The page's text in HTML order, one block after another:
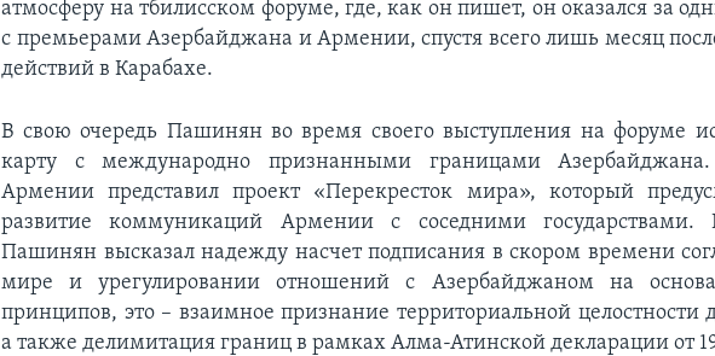
атмосферу на тбилисском форуме, где, как он пишет, он оказался за
с премьерами Азербайджана и Армении, спустя всего лишь месяц
действий в Карабахе.
В свою очередь Пашинян во время своего выступления на форуме
карту с международно признанными границами
Армении представил проект «Перекресток мира», который
развитие коммуникаций Армении с соседними
Пашинян высказал надежду насчет подписания в скором времени
мире и урегулировании отношений с Азербайджаном на
принципов, это – взаимное признание территориальной целостности
а также делимитация границ в рамках Алма-Атинской декларации от